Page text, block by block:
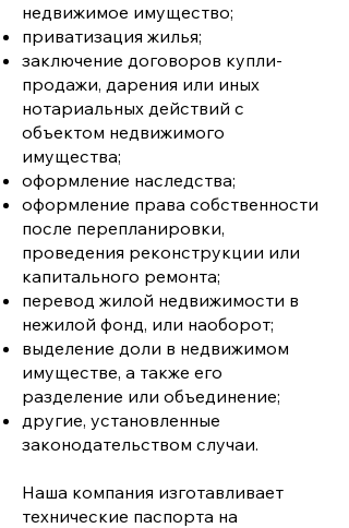
недвижимое имущество;
приватизация жилья;
заключение договоров купли-
продажи, дарения или иных
нотариальных действий с
объектом недвижимого
имущества;
оформление наследства;
оформление права собственности
после перепланировки,
проведения реконструкции или
капитального ремонта;
перевод жилой недвижимости в
нежилой фонд, или наоборот;
выделение доли в недвижимом
имуществе, а также его
разделение или объединение;
другие, установленные
законодательством случаи.
Наша компания изготавливает
технические паспорта на